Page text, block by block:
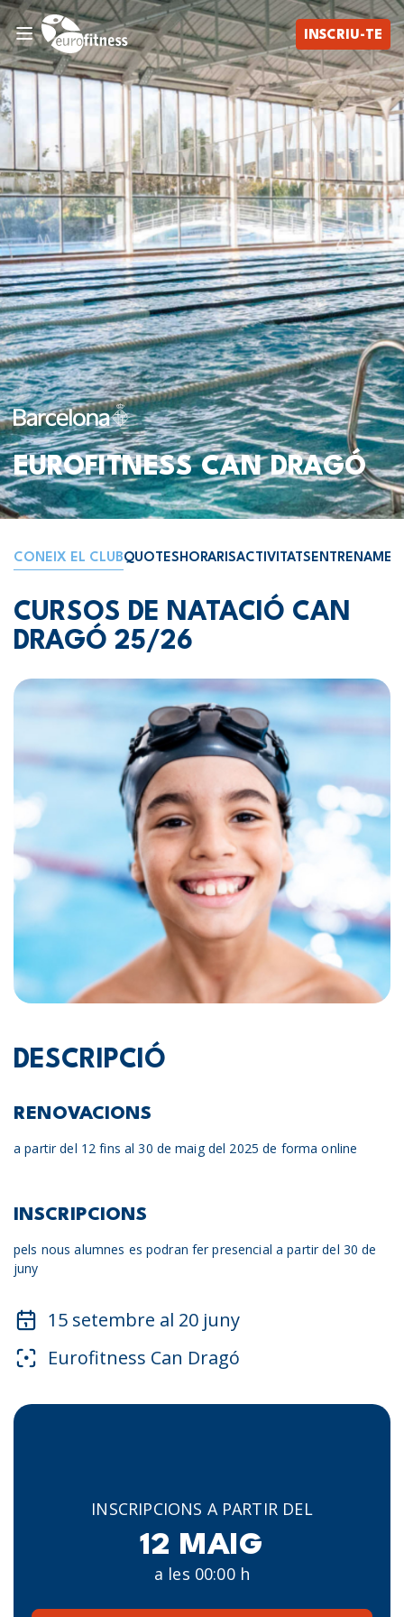
INSCRIU-TE
EUROFITNESS CAN DRAGÓ
CONEIX EL CLUBQUOTESHORARISACTIVITATS
CURSOS DE NATACIÓ CAN
DRAGÓ 25/26
DESCRIPCIÓ
RENOVACIONS
a partir del 12 fins al 30 de maig del 2025 de forma online
INSCRIPCIONS
pels nous alumnes es podran fer presencial a partir del 30 de
juny
15 setembre al 20 juny
Eurofitness Can Dragó
INSCRIPCIONS A PARTIR DEL
12 MAIG
a les 00:00 h